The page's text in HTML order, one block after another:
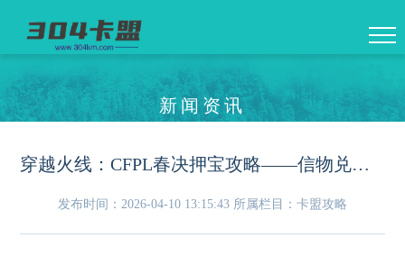
新闻资讯
穿越火线：CFPL春决押宝攻略——信物兑换与队伍预测，如何白嫖绝版皮肤
发布时间：2026-04-10 13:15:43 所属栏目：卡盟攻略